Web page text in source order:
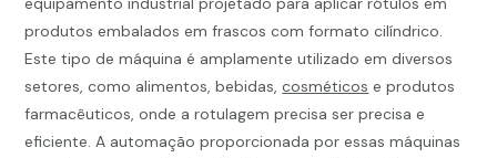
produtos embalados em frascos com formato cilíndrico.
Este tipo de máquina é amplamente utilizado em diversos
setores, como alimentos, bebidas,cosméticos e produtos
farmacêuticos, onde a rotulagem precisa ser precisa e
eficiente. A automação proporcionada por essas máquinas